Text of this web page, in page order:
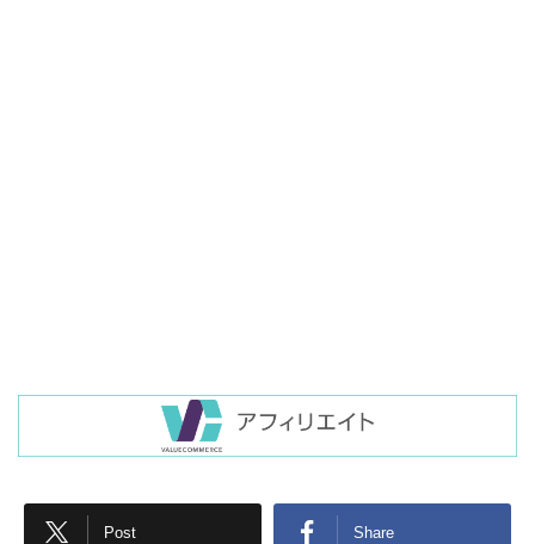
Post Share